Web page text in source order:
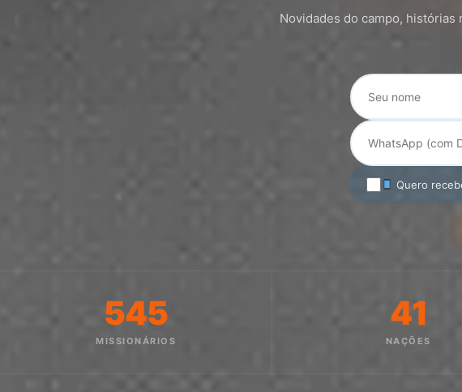
Novidades do campo,
Quero
545
MISSIONÁRIOS
41
NAÇÕES